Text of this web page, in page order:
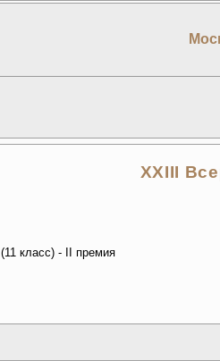
XXIII
(11 класс) - II премия